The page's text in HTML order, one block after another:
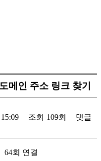
메인 주소 링크 찾기
조회 109회
댓글
64회 연결